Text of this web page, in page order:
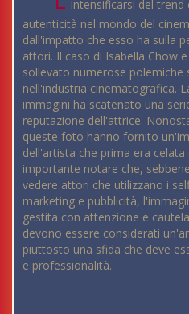
intensificarsi del
autenticità nel mondo del
dall'impatto che esso ha sulla
attori. Il caso di Isabella Chow
sollevato numerose polemiche
nell'industria cinematografica.
immagini ha scatenato una
reputazione dell'attrice.
queste foto hanno fornito
dell'artista che prima era celata
importante notare che,
vedere attori che utilizzano i
marketing e pubblicità,
gestita con attenzione e
devono essere considerati
piuttosto una sfida che deve
e professionalità.